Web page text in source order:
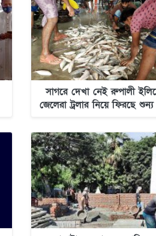
সাগরে দেখা নেই রুপালী
জেলেরা ট্রলার নিয়ে ফিরছে